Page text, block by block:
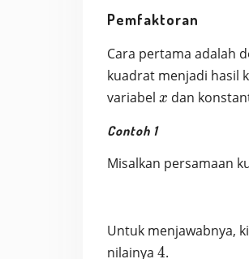
Pemfaktoran
Cara pertama adalah
kuadrat menjadi hasil
variabel x
x dan
Contoh 1
Misalkan persamaan
Untuk menjawabnya,
nilainya 4
4.